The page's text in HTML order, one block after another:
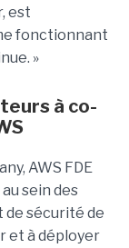
est
fonctionnant
»
à co-
AWS FDE
sein des
de sécurité de
et à déployer